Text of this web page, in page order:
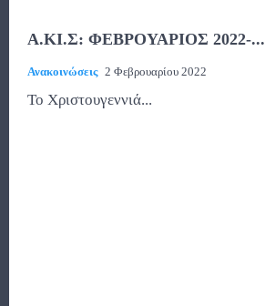
Α.ΚΙ.Σ: ΦΕΒΡΟΥΑΡΙΟΣ 2022-...
Ανακοινώσεις 2 Φεβρουαρίου 2022
Το Χριστουγεννιά...